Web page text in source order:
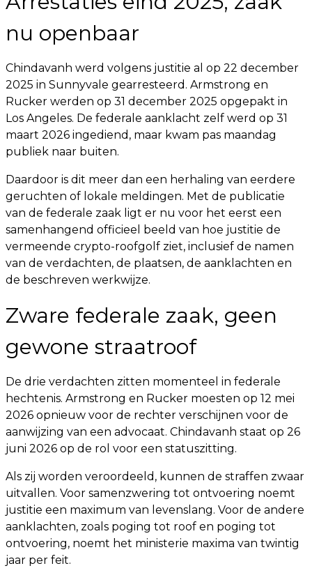
nu openbaar
Chindavanh werd volgens justitie al op 22 december
2025 in Sunnyvale gearresteerd. Armstrong en
Rucker werden op 31 december 2025 opgepakt in
Los Angeles. De federale aanklacht zelf werd op 31
maart 2026 ingediend, maar kwam pas maandag
publiek naar buiten.
Daardoor is dit meer dan een herhaling van eerdere
geruchten of lokale meldingen. Met de publicatie
van de federale zaak ligt er nu voor het eerst een
samenhangend officieel beeld van hoe justitie de
vermeende crypto-roofgolf ziet, inclusief de namen
van de verdachten, de plaatsen, de aanklachten en
de beschreven werkwijze.
Zware federale zaak, geen
gewone straatroof
De drie verdachten zitten momenteel in federale
hechtenis. Armstrong en Rucker moesten op 12 mei
2026 opnieuw voor de rechter verschijnen voor de
aanwijzing van een advocaat. Chindavanh staat op 26
juni 2026 op de rol voor een statuszitting.
Als zij worden veroordeeld, kunnen de straffen zwaar
uitvallen. Voor samenzwering tot ontvoering noemt
justitie een maximum van levenslang. Voor de andere
aanklachten, zoals poging tot roof en poging tot
ontvoering, noemt het ministerie maxima van twintig
jaar per feit.